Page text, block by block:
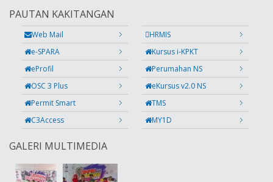
PAUTAN KAKITANGAN
Web Mail
HRMIS
e-SPARA
Kursus i-KPKT
eProfil
Perumahan NS
OSC 3 Plus
eKursus v2.0 NS
Permit Smart
TMS
C3Access
MY1D
GALERI MULTIMEDIA